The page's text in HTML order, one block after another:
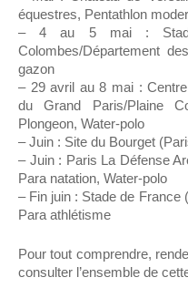
équestres, Pentathlon
– 4 au 5 mai : Stade
Colombes/Département
gazon
– 29 avril au 8 mai :
du Grand Paris/Plaine
Plongeon, Water-polo
– Juin : Site du Bourget
– Juin : Paris La Défense
Para natation, Water-polo
– Fin juin : Stade de France
Para athlétisme
Pour tout comprendre,
consulter l’ensemble de